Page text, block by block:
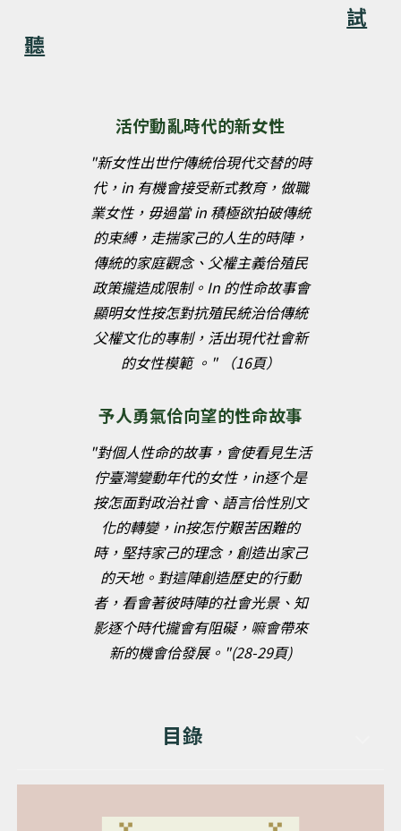
試
聽
活佇動亂時代的新女性
"新女性出世佇傳統佮現代交替的時
代，in 有機會接受新式教育，做職
業女性，毋過當 in 積極欲拍破傳統
的束縛，走揣家己的人生的時陣，
傳統的家庭觀念、父權主義佮殖民
政策攏造成限制。In 的性命故事會
顯明女性按怎對抗殖民統治佮傳統
父權文化的專制，活出現代社會新
的女性模範 。" （16頁）
予人勇氣佮向望的性命故事
"對個人性命的故事，會使看見生活
佇臺灣變動年代的女性，in逐个是
按怎面對政治社會、語言佮性別文
化的轉變，in按怎佇艱苦困難的
時，堅持家己的理念，創造出家己
的天地。對這陣創造歷史的行動
者，看會著彼時陣的社會光景、知
影逐个時代攏會有阻礙，嘛會帶來
新的機會佮發展。"(28-29頁)
目錄